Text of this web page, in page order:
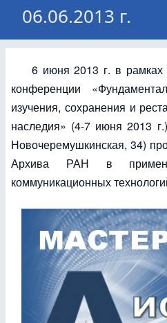
06.06.2013 г.
6 июня 2013 г. в
конференции
изучения, сохранения и
наследия» (4-7 июня 2013
Новочеремушкинская, 34)
Архива РАН в
коммуникационных